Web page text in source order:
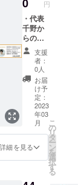
円
・代表
千野か
らの個
別のお
礼メッ
セージ
・ス
テッ
カー ・
Ashiras
eオリジ
ナルT
シャツ
・
Twitter
Space
支援
者：
0人
お届
け予
定：
2023
年03
月
詳細を見る
こ
の
リ
タ
ー
ン
を
選
択
す
る